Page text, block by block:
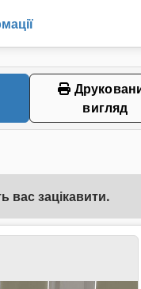
вигляд
вас зацікавити.